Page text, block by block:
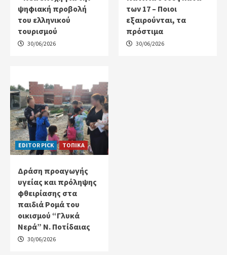
ψηφιακή προβολή
του ελληνικού
τουρισμού
30/06/2026
των 17 – Ποιοι
εξαιρούνται, τα
πρόστιμα
30/06/2026
EDITOR PICK ΤΟΠΙΚΑ
Δράση προαγωγής
υγείας και πρόληψης
φθειρίασης στα
παιδιά Ρομά του
οικισμού “Γλυκά
Νερά” Ν. Ποτίδαιας
30/06/2026